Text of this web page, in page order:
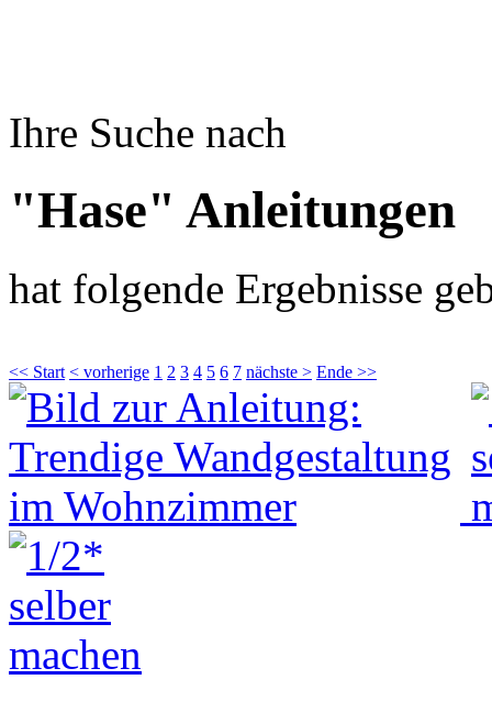
Ihre Suche nach
"Hase" Anleitungen
hat folgende Ergebnisse
<< Start < vorherige 1 2 3 4 5 6 7 nächste > Ende >>